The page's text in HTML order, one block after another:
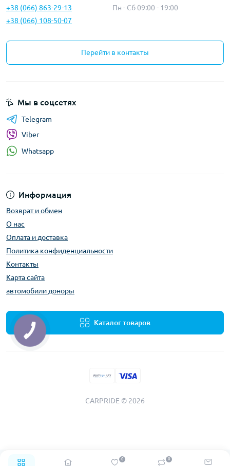
0 0
+38 (066) 863-29-13
+38 (066) 108-50-07
Пн - Сб 09:00 - 19:00
Перейти в контакты
Информация
Возврат и обмен
О нас
Оплата и доставка
Политика конфиденциальности
Контакты
Карта сайта
автомобили доноры
Каталог товаров
Мы в соцсетях
Telegram
Viber
Whatsapp
CARPRIDE © 2026